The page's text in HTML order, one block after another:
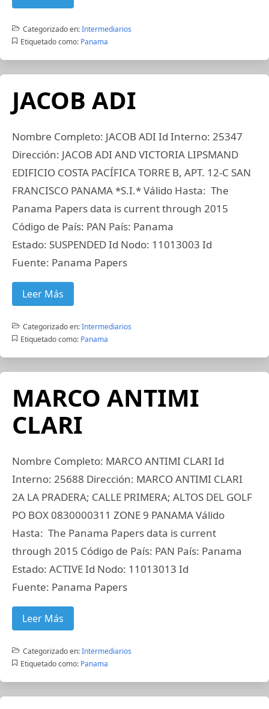
Categorizado en:Intermediarios
Etiquetado como: Panama
JACOB ADI
Nombre Completo: JACOB ADI Id Interno: 25347
Dirección: JACOB ADI AND VICTORIA LIPSMAND
EDIFICIO COSTA PACÍFICA TORRE B, APT. 12-C SAN
FRANCISCO PANAMA *S.I.* Válido Hasta: The
Panama Papers data is current through 2015
Código de País: PAN País: Panama
Estado: SUSPENDED Id Nodo: 11013003 Id
Fuente: Panama Papers
Leer Más
Categorizado en:Intermediarios
Etiquetado como: Panama
MARCO ANTIMI
CLARI
Nombre Completo: MARCO ANTIMI CLARI Id
Interno: 25688 Dirección: MARCO ANTIMI CLARI
2A LA PRADERA; CALLE PRIMERA; ALTOS DEL GOLF
PO BOX 0830000311 ZONE 9 PANAMA Válido
Hasta: The Panama Papers data is current
through 2015 Código de País: PAN País: Panama
Estado: ACTIVE Id Nodo: 11013013 Id
Fuente: Panama Papers
Leer Más
Categorizado en:Intermediarios
Etiquetado como: Panama